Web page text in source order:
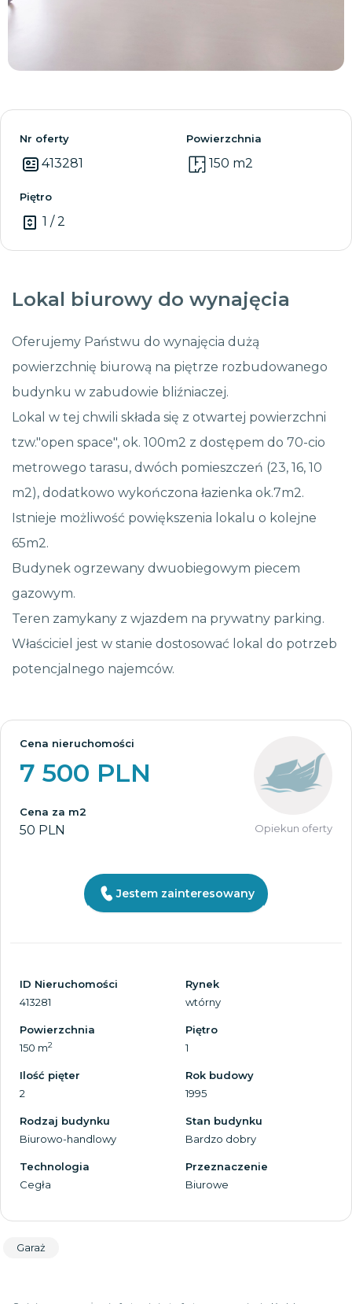
Nr oferty
413281
Powierzchnia
150 m2
Piętro
1 / 2
Lokal biurowy do wynajęcia
Oferujemy Państwu do wynajęcia dużą
powierzchnię biurową na piętrze rozbudowanego
budynku w zabudowie bliźniaczej.
Lokal w tej chwili składa się z otwartej powierzchni
tzw."open space", ok. 100m2 z dostępem do 70-cio
metrowego tarasu, dwóch pomieszczeń (23, 16, 10
m2), dodatkowo wykończona łazienka ok.7m2.
Istnieje możliwość powiększenia lokalu o kolejne
65m2.
Budynek ogrzewany dwuobiegowym piecem
gazowym.
Teren zamykany z wjazdem na prywatny parking.
Właściciel jest w stanie dostosować lokal do potrzeb
potencjalnego najemców.
Cena nieruchomości
7 500 PLN
Cena za m2
50 PLN Opiekun oferty
Jestem zainteresowany
ID Nieruchomości
413281
Rynek
wtórny
Powierzchnia
150 m2
Piętro
1
Ilość pięter
2
Rok budowy
1995
Rodzaj budynku
Biurowo-handlowy
Stan budynku
Bardzo dobry
Technologia
Cegła
Przeznaczenie
Biurowe
Garaż